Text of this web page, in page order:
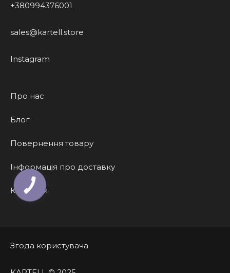
+380994376001
sales@kartell.store
Instagram
Про нас
Блог
Повернення товару
Інформація про доставку
Контакти
Згода користувача
КНОПКА
ЗВ'ЯЗКУ